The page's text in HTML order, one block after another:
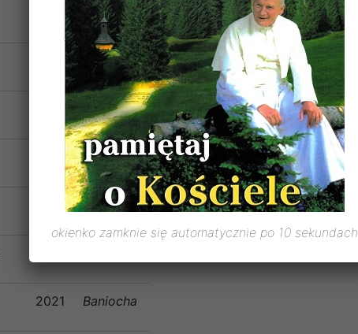
Baniocha
Baniocha
Baniocha
Baniocha
Baniocha
2021 Baniocha
okienko zamknie się automatycznie po 10 sekundach